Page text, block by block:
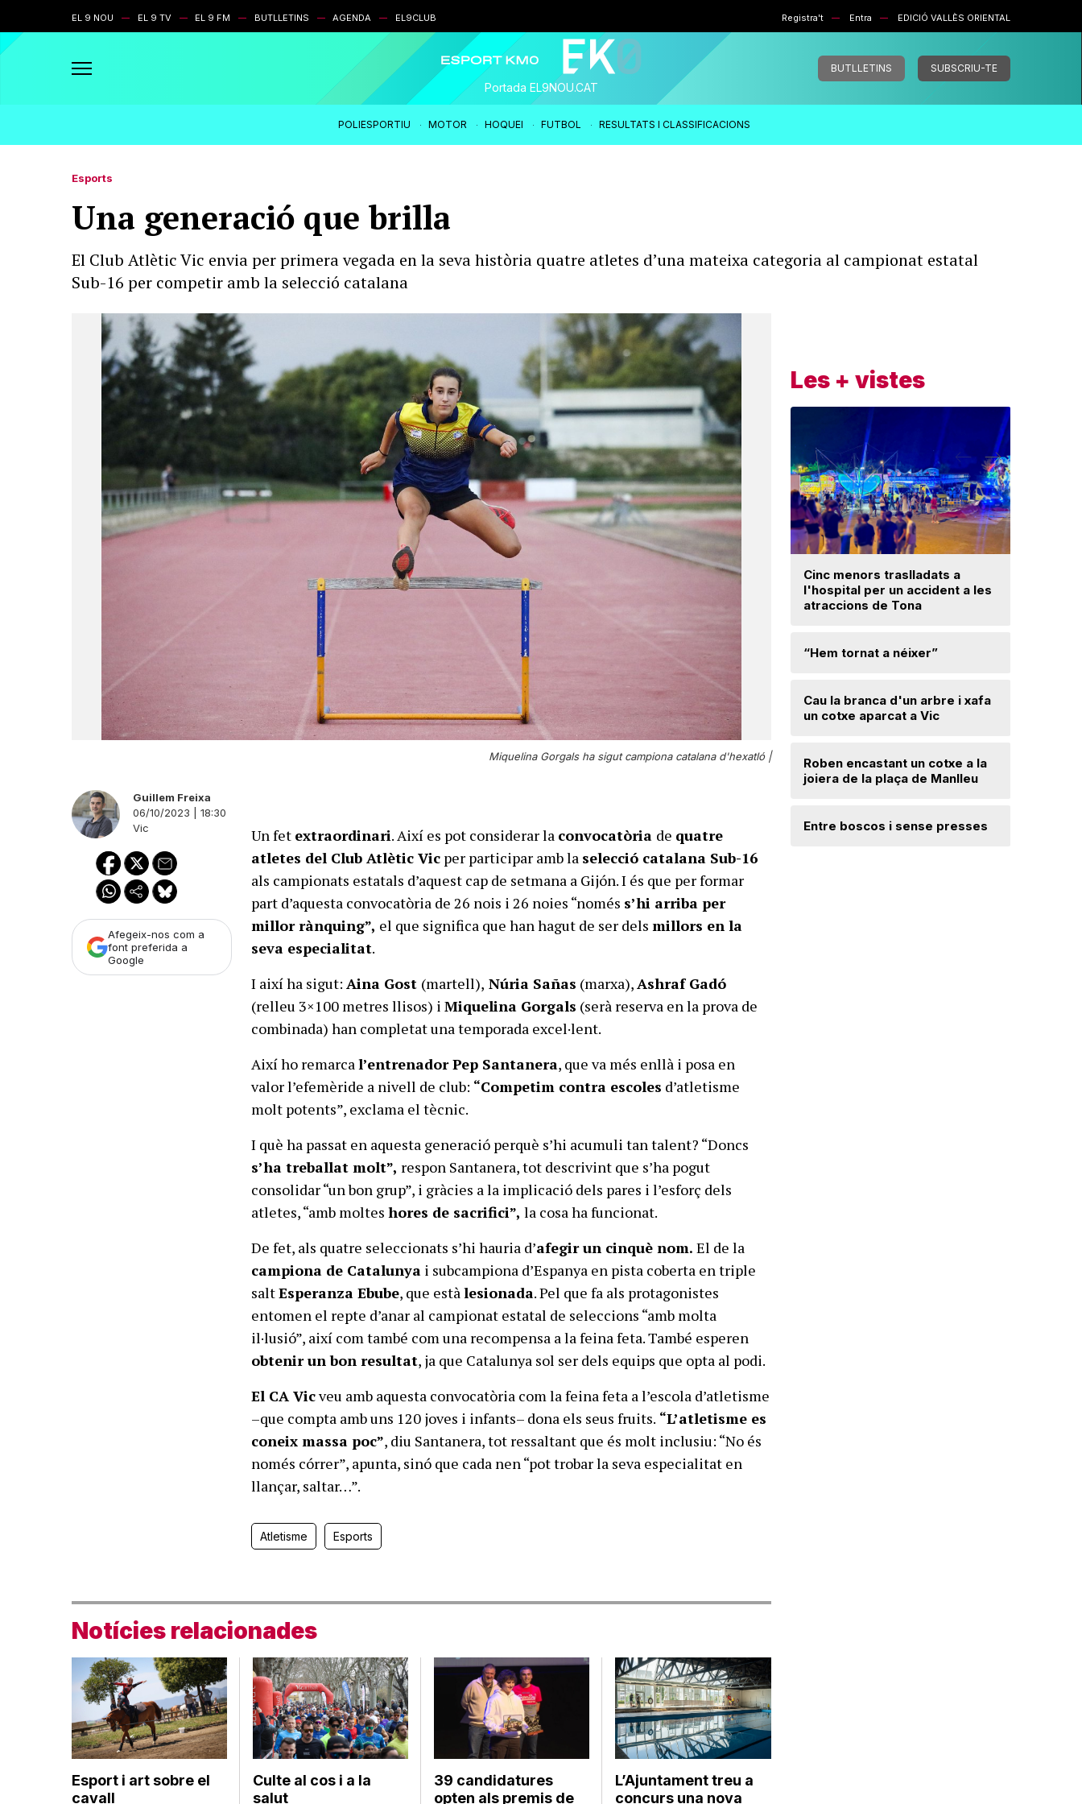
EL 9 NOU EL 9 TV EL 9 FM BUTLLETINS AGENDA EL9CLUB Registra't Entra EDICIÓ VALLÈS ORIENTAL
Portada EL9NOU.CAT
BUTLLETINS SUBSCRIU-TE
POLIESPORTIU MOTOR HOQUEI FUTBOL RESULTATS I CLASSIFICACIONS
Esports
Una generació que brilla
El Club Atlètic Vic envia per primera vegada en la seva història quatre atletes d’una mateixa categoria al campionat estatal
Sub-16 per competir amb la selecció catalana
Miquelina Gorgals ha sigut campiona catalana d'hexatló |
Guillem Freixa
06/10/2023 | 18:30
Vic
Afegeix-nos com a
font preferida a
Google
Un fet extraordinari. Així es pot considerar la convocatòria de quatre
atletes del Club Atlètic Vic per participar amb la selecció catalana Sub-16
als campionats estatals d’aquest cap de setmana a Gijón. I és que per formar
part d’aquesta convocatòria de 26 nois i 26 noies “només s’hi arriba per
millor rànquing”, el que significa que han hagut de ser delsmillors en la
seva especialitat.
I així ha sigut:Aina Gost (martell), Núria Sañas (marxa),Ashraf Gadó
(relleu 3×100 metres llisos) iMiquelina Gorgals (serà reserva en la prova de
combinada) han completat una temporada excel·lent.
Així ho remarcal’entrenador Pep Santanera, que va més enllà i posa en
valor l’efemèride a nivell de club: “Competim contra escoles d’atletisme
molt potents”, exclama el tècnic.
I què ha passat en aquesta generació perquè s’hi acumuli tan talent? “Doncs
s’ha treballat molt”, respon Santanera, tot descrivint que s’ha pogut
consolidar “un bon grup”, i gràcies a la implicació dels pares i l’esforç dels
atletes, “amb molteshores de sacrifici”,la cosa ha funcionat.
De fet, als quatre seleccionats s’hi hauria d’afegir un cinquè nom.El de la
campiona de Catalunya i subcampiona d’Espanya en pista coberta en triple
saltEsperanza Ebube, que estàlesionada. Pel que fa als protagonistes
entomen el repte d’anar al campionat estatal de seleccions “amb molta
il·lusió”, així com també com una recompensa a la feina feta. També esperen
obtenir un bon resultat, ja que Catalunya sol ser dels equips que opta al podi.
El CA Vicveu amb aquesta convocatòria com la feina feta a l’escola d’atletisme
–que compta amb uns 120 joves i infants– dona els seus fruits. “L’atletisme es
coneix massa poc”, diu Santanera, tot ressaltant que és molt inclusiu: “No és
només córrer”, apunta, sinó que cada nen “pot trobar la seva especialitat en
llançar, saltar…”.
Atletisme Esports
Notícies relacionades
Esport i art sobre el
cavall
Culte al cos i a la
salut
39 candidatures
opten als premis de
L’Ajuntament treu a
concurs una nova
Les + vistes
Cinc menors traslladats a
l'hospital per un accident a les
atraccions de Tona
“Hem tornat a néixer”
Cau la branca d'un arbre i xafa
un cotxe aparcat a Vic
Roben encastant un cotxe a la
joiera de la plaça de Manlleu
Entre boscos i sense presses